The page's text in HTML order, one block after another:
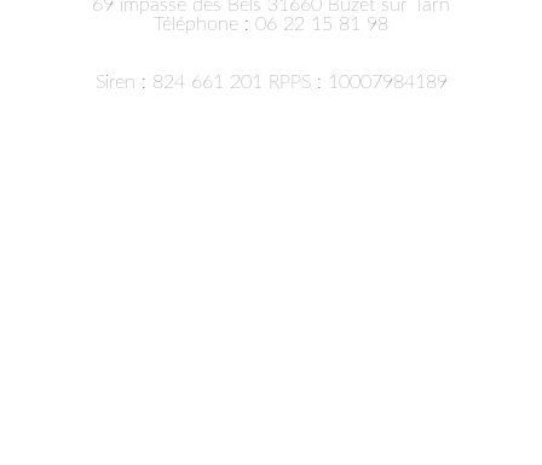
69 impasse des Bels 31660 Buzet sur Tarn
Téléphone : 06 22 15 81 98
Siren : 824 661 201 RPPS : 10007984189